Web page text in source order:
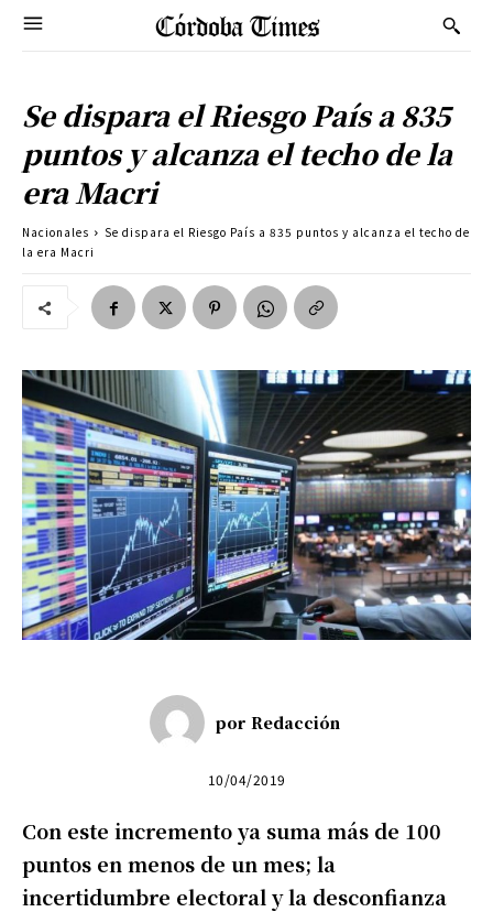
Se dispara el Riesgo País a 835
puntos y alcanza el techo de la
era Macri
Nacionales
Se dispara el Riesgo País a 835 puntos y alcanza el techo de
la era Macri
por Redacción
10/04/2019
Con este incremento ya suma más de 100
puntos en menos de un mes; la
incertidumbre electoral y la desconfianza